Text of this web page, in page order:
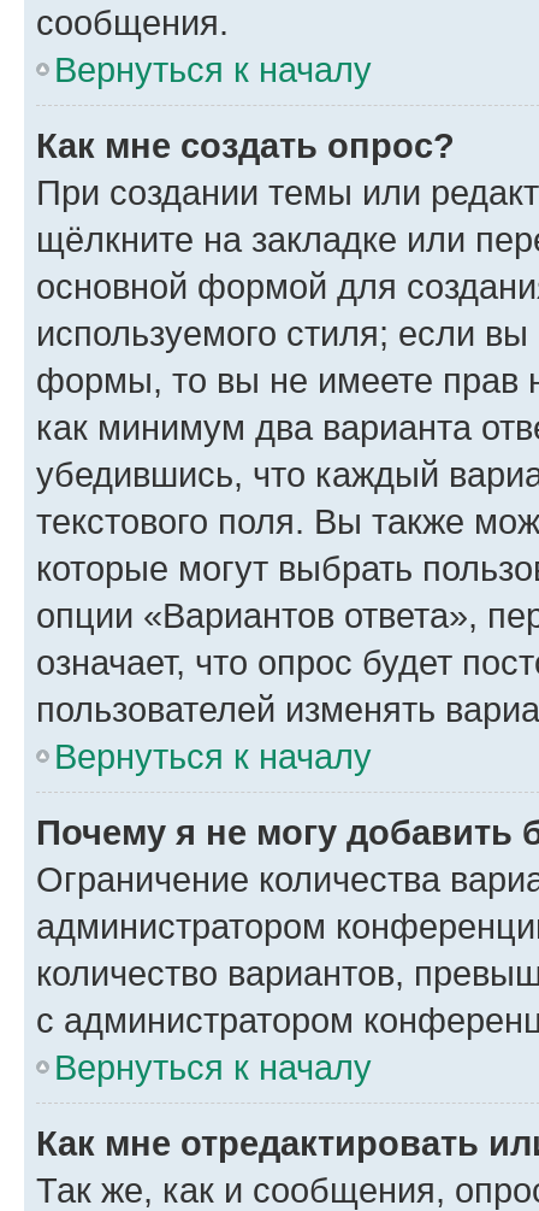
сообщения.
Вернуться к началу
Как мне создать опрос?
При создании темы или
щёлкните на закладке или
основной формой для
используемого стиля; если
формы, то вы не имеете прав
как минимум два варианта
убедившись, что каждый
текстового поля. Вы также
которые могут выбрать
опции «Вариантов ответа»,
означает, что опрос будет
пользователей изменять
Вернуться к началу
Почему я не могу добавить
Ограничение количества
администратором
количество вариантов,
с администратором
Вернуться к началу
Как мне отредактировать
Так же, как и сообщения,